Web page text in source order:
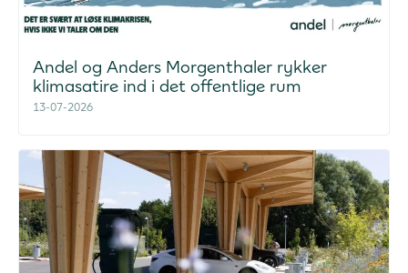
Andel og Anders Morgenthaler rykker
klimasatire ind i det offentlige rum
13-07-2026